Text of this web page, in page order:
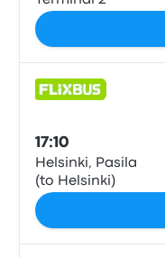
17:10
Helsinki, Pasila
(to Helsinki)